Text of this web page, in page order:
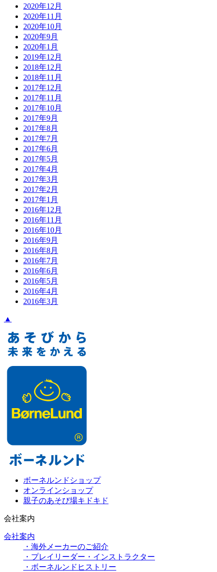
2020年12月
2020年11月
2020年10月
2020年9月
2020年1月
2019年12月
2018年12月
2018年11月
2017年12月
2017年11月
2017年10月
2017年9月
2017年8月
2017年7月
2017年6月
2017年5月
2017年4月
2017年3月
2017年2月
2017年1月
2016年12月
2016年11月
2016年10月
2016年9月
2016年8月
2016年7月
2016年6月
2016年5月
2016年4月
2016年3月
▲
ボーネルンドショップ
オンラインショップ
親子のあそび場キドキド
会社案内
会社案内
・海外メーカーのご紹介
・プレイリーダー・インストラクター
・ボーネルンドヒストリー